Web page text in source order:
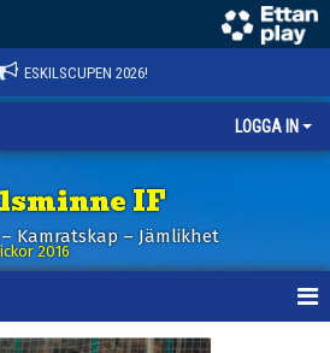
ESKILSCUPEN 2026!
LOGGA IN
IF
Kamratskap – Jämlikhet
2016